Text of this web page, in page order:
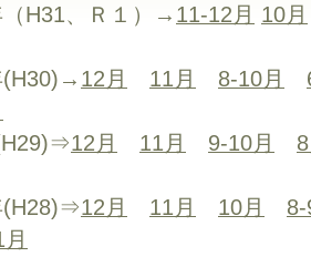
（H31、Ｒ１）→ 11-12月 10月
(H30)→ 12月 11月 8-10月
12月 11月 9-10月
(H28)⇒12月 11月 10月